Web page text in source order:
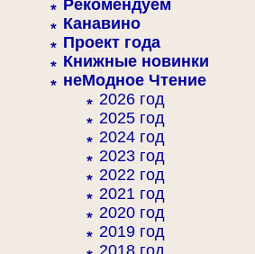
Рекомендуем
Канавино
Проект года
Книжные новинки
неМодное Чтение
2026 год
2025 год
2024 год
2023 год
2022 год
2021 год
2020 год
2019 год
2018 год